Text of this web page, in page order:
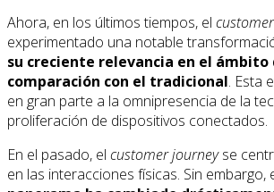
Ahora, en los últimos tiempos, el
experimentado una notable
su creciente relevancia en el
comparación con el tradicional. Esta
en gran parte a la omnipresencia de la
proliferación de dispositivos conectados.
En el pasado, el customer journeyse
en las interacciones físicas. Sin embargo,